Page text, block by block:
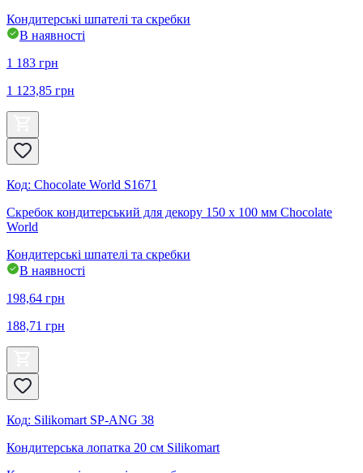
Кондитерські шпателі та скребки
В наявності
1 183 грн
1 123,85 грн
Код: Chocolate World S1671
Скребок кондитерський для декору 150 x 100 мм Chocolate
World
Кондитерські шпателі та скребки
В наявності
198,64 грн
188,71 грн
Код: Silikomart SP-ANG 38
Кондитерська лопатка 20 см Silikomart